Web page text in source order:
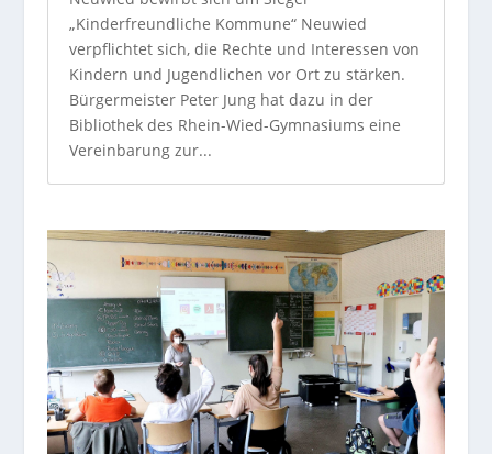
„Kinderfreundliche Kommune“ Neuwied
verpflichtet sich, die Rechte und Interessen von
Kindern und Jugendlichen vor Ort zu stärken.
Bürgermeister Peter Jung hat dazu in der
Bibliothek des Rhein-Wied-Gymnasiums eine
Vereinbarung zur...